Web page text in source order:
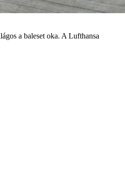
a baleset oka. A Lufthansa